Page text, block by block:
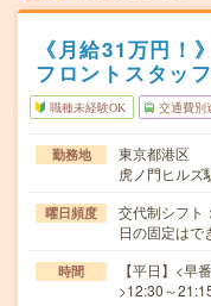
《月給31万円！
フロントスタッ
職種未経験OK 交通費別
勤務地
東京都港区
虎ノ門ヒルズ
曜日頻度
交代制シフト
日の固定はで
時間
【平日】<早
>12:30～